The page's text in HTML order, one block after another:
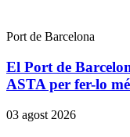
Port de Barcelona
El Port de
ASTA per fer-lo
03 agost 2026